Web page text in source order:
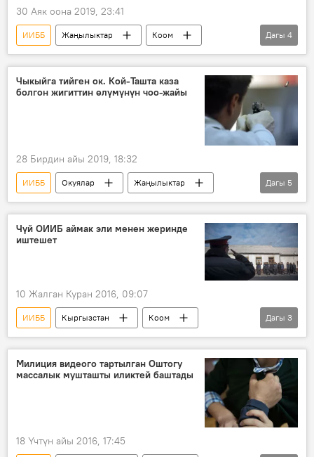
30 Аяк оона 2019, 23:41
ИИББ Жаңылыктар
Коом
Кыргызстан
Сокулук району
тергөө
арыз
Дагы 4
Чыкыйга тийген ок. Кой-Ташта каза
болгон жигиттин өлүмүнүн чоо-жайы
28 Бирдин айы 2019, 18:32
ИИББ Окуялар
Жаңылыктар
Кыргызстан
Бишкек
маркум
сөөк
Дагы 5
Чүй ОИИБ аймак эли менен жеринде
иштешет
10 Жалган Куран 2016, 09:07
ИИББ Кыргызстан
Коом
Жаңылыктар
Чүй облусу укук
Дагы 3
Милиция видеого тартылган Оштогу
массалык мушташты иликтей баштады
18 Үчтүн айы 2016, 17:45